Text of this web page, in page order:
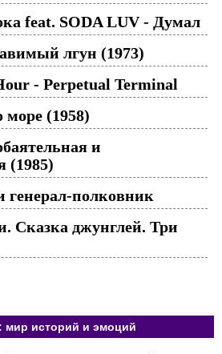
feat. SODA LUV - Думал
лгун (1973)
- Perpetual Terminal
море (1958)
и
(1985)
генерал-полковник
Сказка джунглей. Три
историй и эмоций